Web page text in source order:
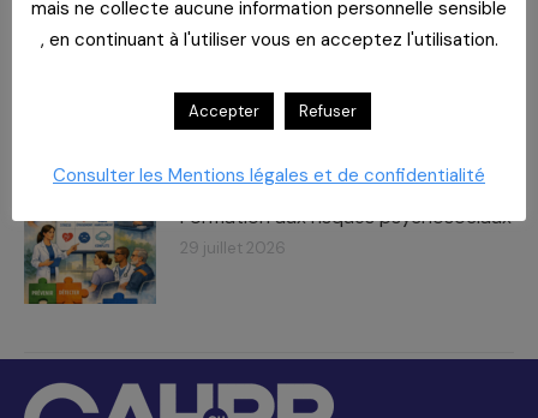
29 juillet 2026
Formation aux risques psychosociaux
29 juillet 2026
mais ne collecte aucune information personnelle sensible
, en continuant à l'utiliser vous en acceptez l'utilisation.
Accepter Refuser
Consulter les Mentions légales et de confidentialité